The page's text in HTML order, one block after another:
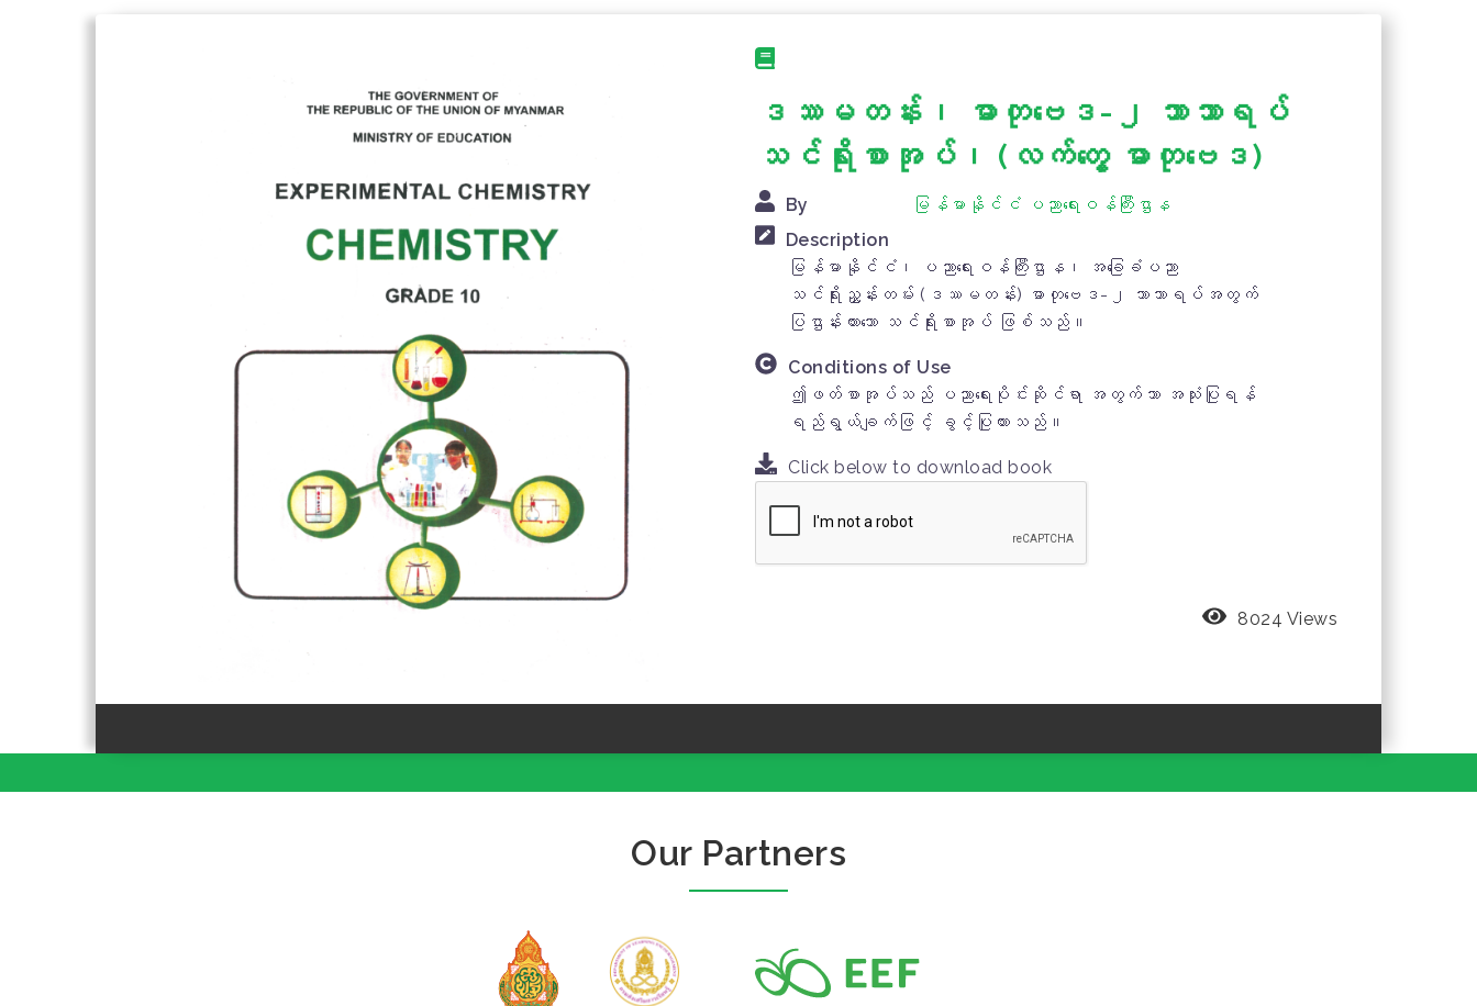
ဒဿမတန်း၊ ဓာတုဗေဒ-၂ ဘာသာရပ်
သင်ရိုးစာအုပ်၊ (လက်တွေ့ ဓာတုဗေဒ)
By
မြန်မာနိုင်ငံ ပညာရေးဝန်ကြီးဌာန
Description
မြန်မာနိုင်ငံ၊ ပညာရေးဝန်ကြီးဌာန၊ အခြေခံပညာ
သင်ရိုးညွှန်းတမ်း (ဒဿမတန်း) ဓာတုဗေဒ-၂ ဘာသာရပ်အတွက်
ပြဌာန်းထားသော သင်ရိုးစာအုပ် ဖြစ်သည်။
Conditions of Use
ဤဖတ်စာအုပ်သည် ပညာရေးပိုင်းဆိုင်ရာ အတွက်သာ အသုံးပြုရန်
ရည်ရွယ်ချက်ဖြင့် ခွင့်ပြုထားသည်။
Click below to download book
8024 Views
Our Partners